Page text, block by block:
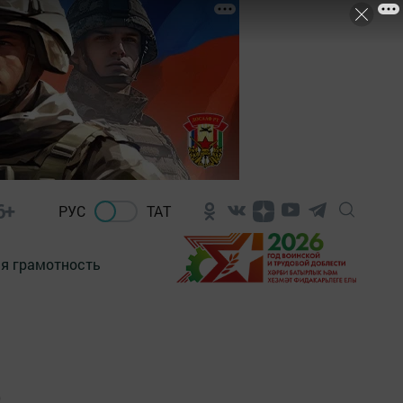
РУС ТАТ
грамотность